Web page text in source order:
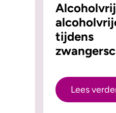
tijdens
Lees